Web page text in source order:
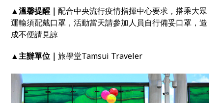
▲溫馨提醒｜配合中央流行疫情指揮中心要求，搭乘大眾
運輸須配戴口罩，活動當天請參加人員自行備妥口罩，造
成不便請見諒
▲主辦單位｜旅學堂Tamsui Traveler